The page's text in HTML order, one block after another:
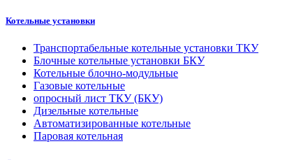
Котельные установки
Транспортабельные котельные установки ТКУ
Блочные котельные установки БКУ
Котельные блочно-модульные
Газовые котельные
опросный лист ТКУ (БКУ)
Дизельные котельные
Автоматизированные котельные
Паровая котельная